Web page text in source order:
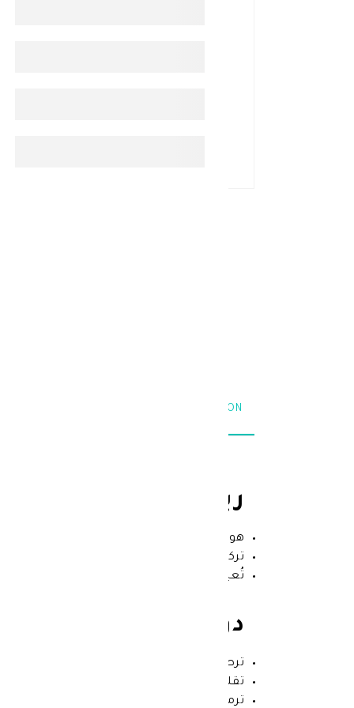
TABTEXT.DESCRIPTION
ريلاستيل زيرولاكت
هو الحل المثالي للبشرة الجافة جدًا أو
تركيبته الغنية بالـ سيراميد والبانثينول
تُعيد توازن الحاجز الواقي للبشرة وتقلل
دواعي استعمال
ترطيب البشرة الجافة جدًا والمتشققة.
تقليل الحكة والالتهاب الناتج عن الجفاف أو
ترميم حاجز البشرة الواقي بعد استخدام